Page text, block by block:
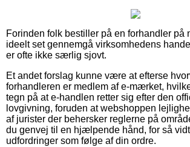
Forinden folk bestiller på en forhandler på
ideelt set gennemgå virksomhedens
er ofte ikke særlig sjovt.
Et andet forslag kunne være at efterse
forhandleren er medlem af e-mærket,
tegn på at e-handlen retter sig efter den
lovgivning, foruden at webshoppen
af jurister der behersker reglerne på
du genvej til en hjælpende hånd, for så
udfordringer som følge af din ordre.